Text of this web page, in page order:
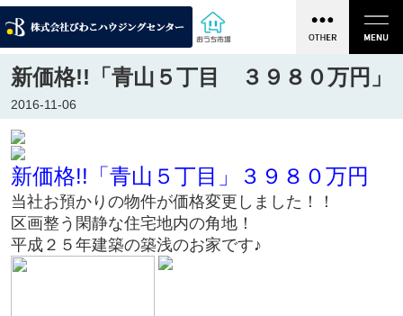
新価格!!「青山５丁目 ３９８０万円」
2016-11-06
新価格!!「青山５丁目」３９８０万円
当社お預かりの物件が価格変更しました！！
区画整う閑静な住宅地内の角地！
平成２５年建築の築浅のお家です♪